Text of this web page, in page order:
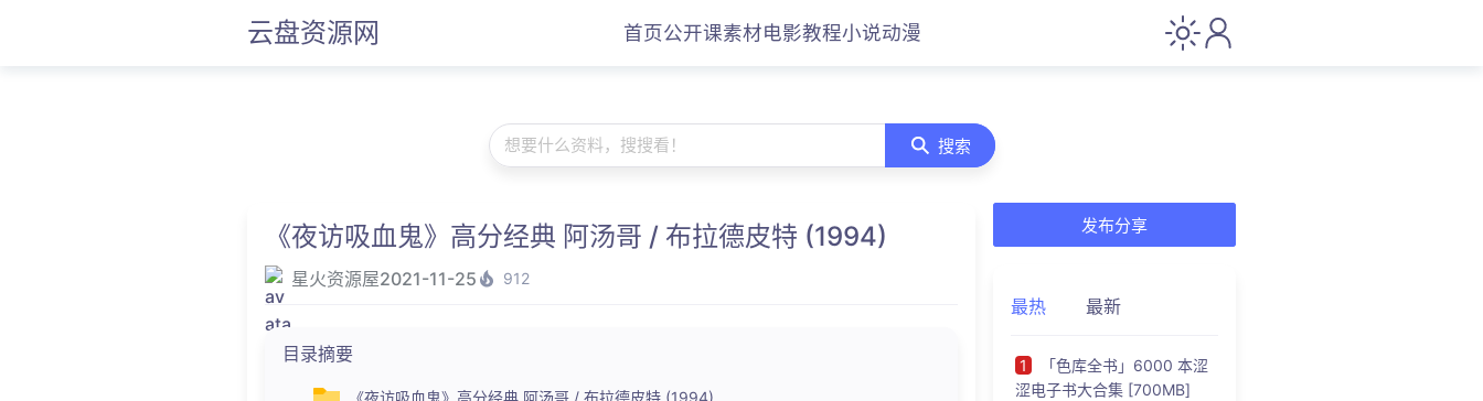
云盘资源网 首页公开课素材电影教程小说动漫
想要什么资料，搜搜看！ 搜索
《夜访吸血鬼》高分经典 阿汤哥 / 布拉德皮特 (1994)
星火资源屋2021-11-25 912
目录摘要
《夜访吸血鬼》高分经典 阿汤哥 / 布拉德皮特 (1994)
发布分享
最热 最新
1
「色库全书」6000 本涩
涩电子书大合集 [700MB]